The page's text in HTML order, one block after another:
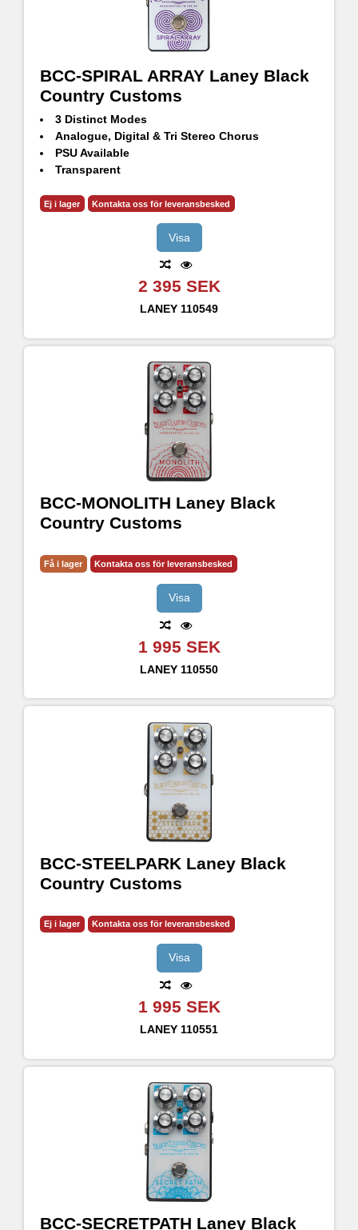
BCC-SPIRAL ARRAY Laney Black
Country Customs
3 Distinct Modes
Analogue, Digital & Tri Stereo Chorus
PSU Available
Transparent
Solid Metal Chassis Construction
Ej i lager Kontakta oss för leveransbesked
Visa
2 395 SEK
LANEY 110549
BCC-MONOLITH Laney Black
Country Customs
Få i lager Kontakta oss för leveransbesked
Visa
1 995 SEK
LANEY 110550
BCC-STEELPARK Laney Black
Country Customs
Ej i lager Kontakta oss för leveransbesked
Visa
1 995 SEK
LANEY 110551
BCC-SECRETPATH Laney Black